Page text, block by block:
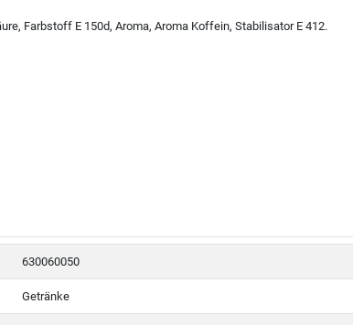
Farbstoff E 150d, Aroma, Aroma Koffein, Stabilisator E 412.
630060050
Getränke